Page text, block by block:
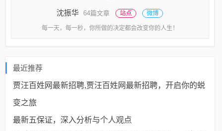
沈振华 64篇文章 站点 微博
每一天，每一秒，你所做的决定都会改变你的人生！
最近推荐
贾汪百姓网最新招聘,贾汪百姓网最新招聘，开启你的蜕
变之旅
最新五保证，深入分析与个人观点